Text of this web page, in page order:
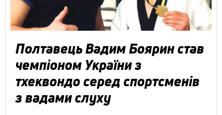
Полтавець Вадим Боярин став
чемпіоном України з
тхеквондо серед спортсменів
з вадами слуху